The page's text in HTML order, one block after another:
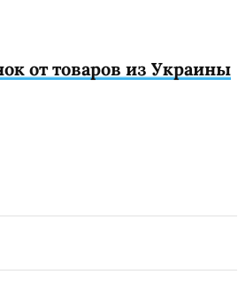
от товаров из Украины